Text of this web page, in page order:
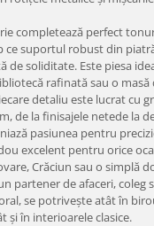
completează perfect
ce suportul robust din
de soliditate. Este piesa
rafinată sau o masă
detaliu este lucrat cu
de la finisajele netede la
pasiunea pentru
excelent pentru orice
Crăciun sau o simplă
partener de afaceri, coleg
se potrivește atât în
și în interioarele clasice.